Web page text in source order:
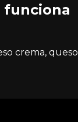
funciona
crema, queso